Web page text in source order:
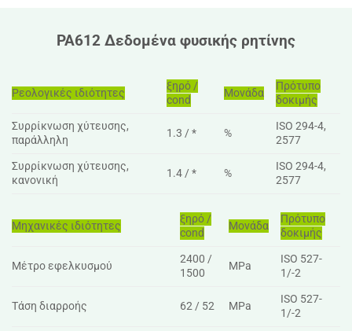
PA612 Δεδομένα φυσικής ρητίνης
Ρεολογικές ιδιότητες
ξηρό /
cond
Μονάδα
Πρότυπο
δοκιμής
Συρρίκνωση χύτευσης,
παράλληλη
1.3 / * %
ISO 294-4,
2577
Συρρίκνωση χύτευσης,
κανονική
1.4 / * %
ISO 294-4,
2577
Μηχανικές ιδιότητες
ξηρό /
cond
Μονάδα
Πρότυπο
δοκιμής
Μέτρο εφελκυσμού
2400 /
1500
MPa
ISO 527-
1/-2
Τάση διαρροής 62 / 52 MPa
ISO 527-
1/-2